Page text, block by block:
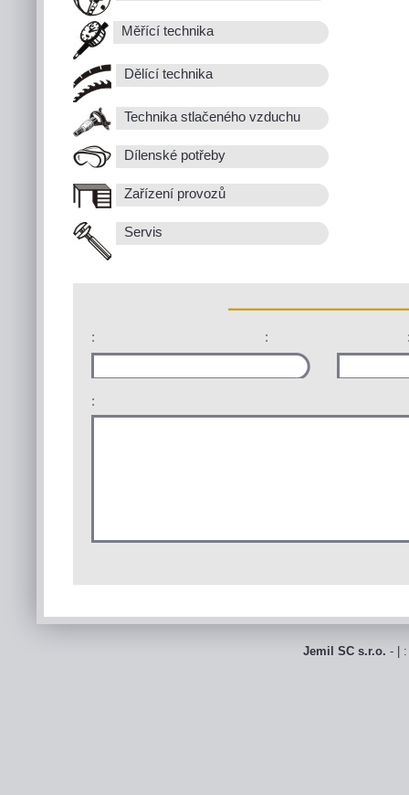
Měřící technika
Dělící technika
Technika stlačeného vzduchu
Dílenské potřeby
Zařízení provozů
Servis
: :
:
Jemil SC s.r.o. - |